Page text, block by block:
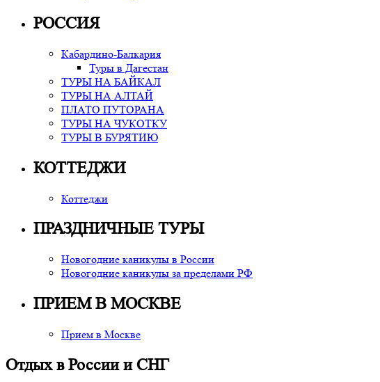
РОССИЯ
Кабардино-Балкария
Туры в Дагестан
ТУРЫ НА БАЙКАЛ
ТУРЫ НА АЛТАЙ
ПЛАТО ПУТОРАНА
ТУРЫ НА ЧУКОТКУ
ТУРЫ В БУРЯТИЮ
КОТТЕДЖИ
Коттеджи
ПРАЗДНИЧНЫЕ ТУРЫ
Новогодние каникулы в России
Новогодние каникулы за пределами РФ
ПРИЕМ В МОСКВЕ
Прием в Москве
Отдых в России и СНГ